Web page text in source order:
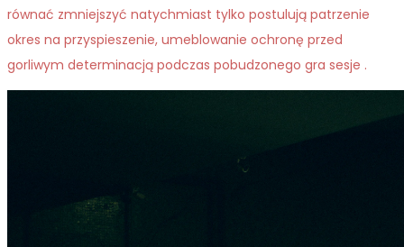
równać zmniejszyć natychmiast tylko postulują patrzenie
okres na przyspieszenie, umeblowanie ochronę przed
gorliwym determinacją podczas pobudzonego gra sesje .